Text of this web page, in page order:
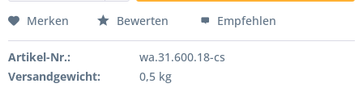
Merken Bewerten Empfehlen
Artikel-Nr.:
wa.31.600.18-cs
Versandgewicht:
0,5 kg